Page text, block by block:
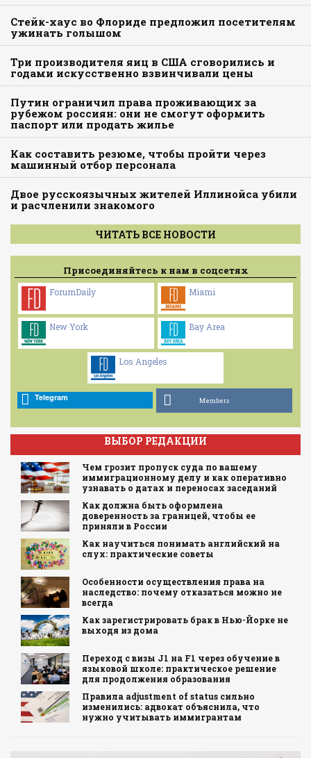
Стейк-хаус во Флориде предложил посетителям
ужинать голышом
Три производителя яиц в США сговорились и
годами искусственно взвинчивали цены
Путин ограничил права проживающих за
рубежом россиян: они не смогут оформить
паспорт или продать жилье
Как составить резюме, чтобы пройти через
машинный отбор персонала
Двое русскоязычных жителей Иллинойса убили
и расчленили знакомого
ЧИТАТЬ ВСЕ НОВОСТИ
Присоединяйтесь к нам в соцсетях
ForumDaily Miami
New York Bay Area
Los Angeles
Telegram Members
ВЫБОР РЕДАКЦИИ
Чем грозит пропуск суда по вашему
иммиграционному делу и как оперативно
узнавать о датах и переносах заседаний
Как должна быть оформлена
доверенность за границей, чтобы ее
приняли в России
Как научиться понимать английский на
слух: практические советы
Особенности осуществления права на
наследство: почему отказаться можно не
всегда
Как зарегистрировать брак в Нью-Йорке не
выходя из дома
Переход с визы J1 на F1 через обучение в
языковой школе: практическое решение
для продолжения образования
Правила adjustment of status сильно
изменились: адвокат объяснила, что
нужно учитывать иммигрантам